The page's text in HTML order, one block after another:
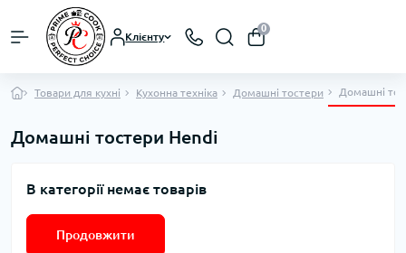
Клієнту
0
Товари для кухні Кухонна техніка Домашні тостери Домашні
Домашні тостери Hendi
В категорії немає товарів
Продовжити